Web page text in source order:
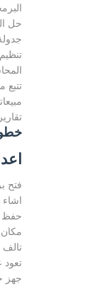
حل
تتبع
فتح
حفظ
تعود
جهز